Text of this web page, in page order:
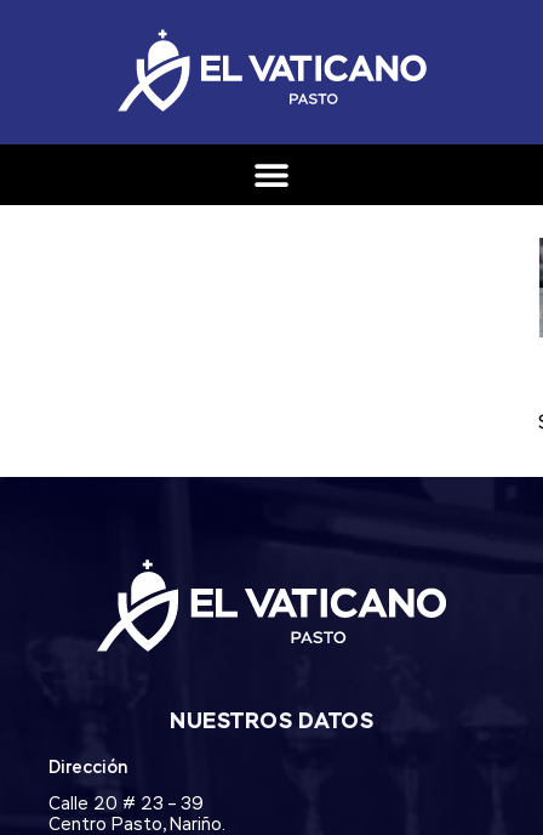
NUESTROS DATOS
Dirección
Calle 20 # 23 – 39
Centro Pasto, Nariño.